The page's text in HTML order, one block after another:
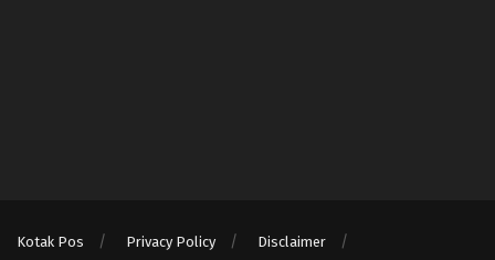
Kotak Pos Privacy Policy
Disclaimer